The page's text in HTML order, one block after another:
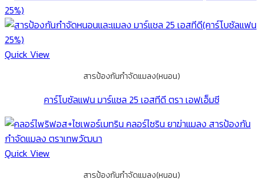
Quick View
สารป้องกันกำจัดแมลง(หนอน)
คาร์โบซัลแฟน มาร์แชล 25 เอสทีดี ตรา เอฟเอ็มซี
Quick View
สารป้องกันกำจัดแมลง(หนอน)